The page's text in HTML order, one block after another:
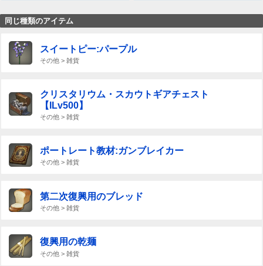
同じ種類のアイテム
スイートピー:パープル
その他 > 雑貨
クリスタリウム・スカウトギアチェスト
【ILv500】
その他 > 雑貨
ポートレート教材:ガンブレイカー
その他 > 雑貨
第二次復興用のブレッド
その他 > 雑貨
復興用の乾麺
その他 > 雑貨